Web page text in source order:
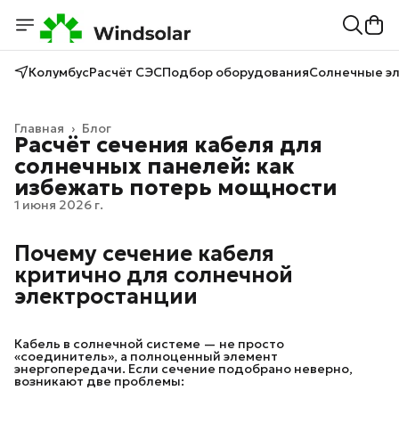
КолумбусРасчёт СЭСПодбор оборудованияСолнечные
Блог
Главная ›
Расчёт сечения кабеля для
солнечных панелей: как
избежать потерь мощности
1 июня 2026 г.
Почему сечение кабеля
критично для солнечной
электростанции
Кабель в солнечной системе — не просто
«соединитель», а полноценный элемент
энергопередачи. Если сечение подобрано неверно,
возникают две проблемы: